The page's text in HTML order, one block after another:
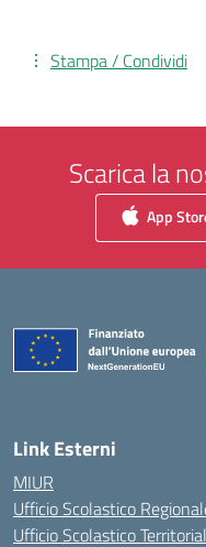
Stampa / Condividi
Scarica la
App
Link Esterni
MIUR
Ufficio Scolastico
Ufficio Scolastico